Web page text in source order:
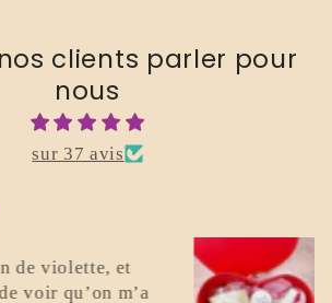
clients parler pour
nous
sur 37 avis
Excellent. Je recommande.